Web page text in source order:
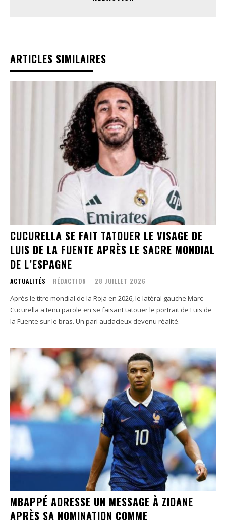
ARTICLES SIMILAIRES
CUCURELLA SE FAIT TATOUER LE VISAGE DE
LUIS DE LA FUENTE APRÈS LE SACRE MONDIAL
DE L’ESPAGNE
ACTUALITÉS RÉDACTION - 28 JUILLET 2026
Après le titre mondial de la Roja en 2026, le latéral gauche Marc
Cucurella a tenu parole en se faisant tatouer le portrait de Luis de
la Fuente sur le bras. Un pari audacieux devenu réalité.
MBAPPÉ ADRESSE UN MESSAGE À ZIDANE
APRÈS SA NOMINATION COMME